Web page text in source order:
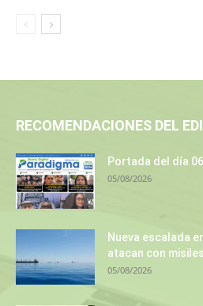
RECOMENDACIONES DEL
Portada del día
05/08/2026
Nueva escalada
atacan con
05/08/2026